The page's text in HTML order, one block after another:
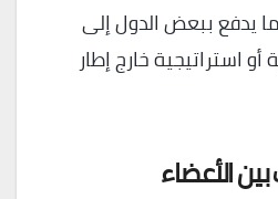
يدفع ببعض الدول إلى
استراتيجية خارج إطار
الأعضاء